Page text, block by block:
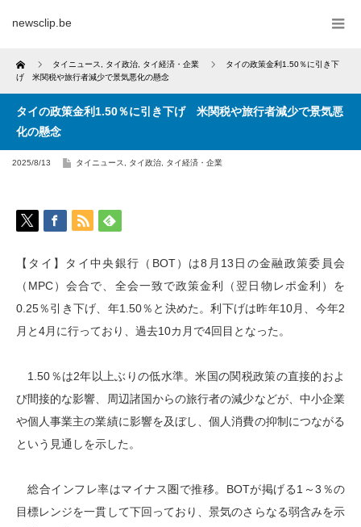
newsclip.be
Home タイニュース タイ政治 タイ経済・企業
タイの政策金利1.50％に引き下
げ 米関税や旅行者減少で景気悪化の懸念
タイの政策金利1.50％に引き下げ 米関税や旅行者減少で景気悪
化の懸念
2025/8/13 タイニュース タイ政治 タイ経済・企業
【タイ】タイ中央銀行（BOT）は8月13日の金融政策委員会
（MPC）会合で、全会一致で政策金利（翌日物レポ金利）を
0.25％引き下げ、年1.50％と決めた。利下げは昨年10月、今年2
月と4月に行っており、過去10カ月で4回目となった。
1.50％は2年以上ぶりの低水準。米国の関税政策の直接的およ
び間接的な影響、周辺諸国からの旅行者の減少などが、中小企業
や個人事業主の業績に影響を及ぼし、個人消費の抑制につながる
という見通しを示した。
総合インフレ率はマイナス圏で推移。BOTが掲げる1～3％の
目標レンジを一貫して下回っており、景気のさらなる弱含みを示